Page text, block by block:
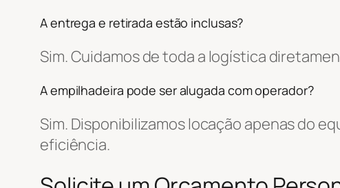
A entrega e retirada estão inclusas?
Sim. Cuidamos de toda a logística
A empilhadeira pode ser alugada com operador?
Sim. Disponibilizamos locação apenas do
eficiência.